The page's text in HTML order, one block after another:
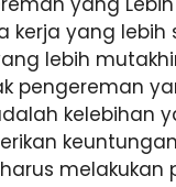
kerja yang lebih
lebih
pengereman
kelebihan
melakukan